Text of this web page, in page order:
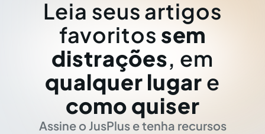
Leia seus artigos
favoritos sem
distrações, em
qualquer lugar e
como quiser
Assine o JusPlus e tenha recursos